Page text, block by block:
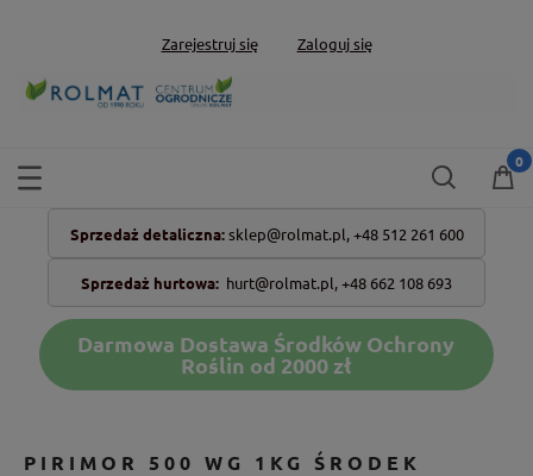
Zarejestruj się Zaloguj się
Sprzedaż detaliczna: sklep@rolmat.pl, +48 512 261 600
Sprzedaż hurtowa: hurt@rolmat.pl,+48 662 108 693
Darmowa Dostawa Środków Ochrony
Roślin od 2000 zł
PIRIMOR 500 WG 1KG ŚRODEK